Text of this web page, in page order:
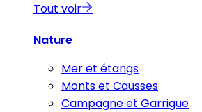
Tout voir
Nature
Mer et étangs
Monts et Causses
Campagne et Garrigue